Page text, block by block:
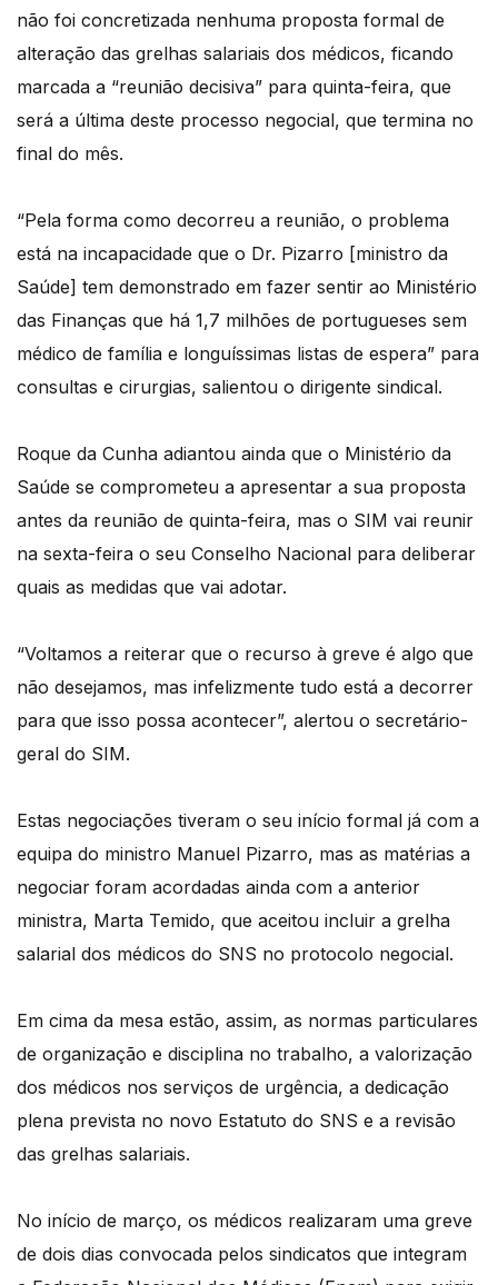
não foi concretizada nenhuma proposta formal de
alteração das grelhas salariais dos médicos, ficando
marcada a “reunião decisiva” para quinta-feira, que
será a última deste processo negocial, que termina no
final do mês.
“Pela forma como decorreu a reunião, o problema
está na incapacidade que o Dr. Pizarro [ministro da
Saúde] tem demonstrado em fazer sentir ao Ministério
das Finanças que há 1,7 milhões de portugueses sem
médico de família e longuíssimas listas de espera” para
consultas e cirurgias, salientou o dirigente sindical.
Roque da Cunha adiantou ainda que o Ministério da
Saúde se comprometeu a apresentar a sua proposta
antes da reunião de quinta-feira, mas o SIM vai reunir
na sexta-feira o seu Conselho Nacional para deliberar
quais as medidas que vai adotar.
“Voltamos a reiterar que o recurso à greve é algo que
não desejamos, mas infelizmente tudo está a decorrer
para que isso possa acontecer”, alertou o secretário-
geral do SIM.
Estas negociações tiveram o seu início formal já com a
equipa do ministro Manuel Pizarro, mas as matérias a
negociar foram acordadas ainda com a anterior
ministra, Marta Temido, que aceitou incluir a grelha
salarial dos médicos do SNS no protocolo negocial.
Em cima da mesa estão, assim, as normas particulares
de organização e disciplina no trabalho, a valorização
dos médicos nos serviços de urgência, a dedicação
plena prevista no novo Estatuto do SNS e a revisão
das grelhas salariais.
No início de março, os médicos realizaram uma greve
de dois dias convocada pelos sindicatos que integram